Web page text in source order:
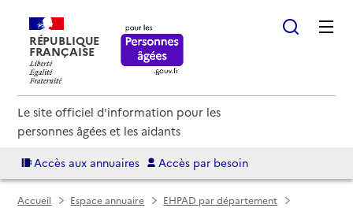
RÉPUBLIQUE
FRANÇAISE
Le site officiel d'information pour les
personnes âgées et les aidants
Accès aux annuaires Accès par besoin
Accueil Espace annuaire
EHPAD par département